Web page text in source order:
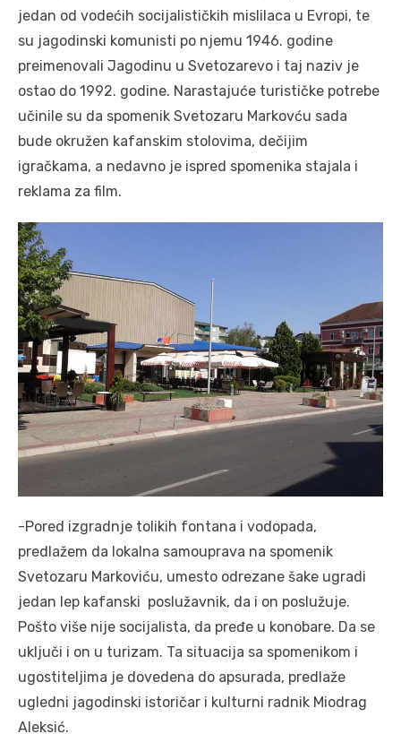
jedan od vodećih socijalističkih mislilaca u Evropi, te
su jagodinski komunisti po njemu 1946. godine
preimenovali Jagodinu u Svetozarevo i taj naziv je
ostao do 1992. godine. Narastajuće turističke potrebe
učinile su da spomenik Svetozaru Markovću sada
bude okružen kafanskim stolovima, dečijim
igračkama, a nedavno je ispred spomenika stajala i
reklama za film.
-Pored izgradnje tolikih fontana i vodopada,
predlažem da lokalna samouprava na spomenik
Svetozaru Markoviću, umesto odrezane šake ugradi
jedan lep kafanski poslužavnik, da i on poslužuje.
Pošto više nije socijalista, da pređe u konobare. Da se
uključi i on u turizam. Ta situacija sa spomenikom i
ugostiteljima je dovedena do apsurada, predlaže
ugledni jagodinski istoričar i kulturni radnik Miodrag
Aleksić.